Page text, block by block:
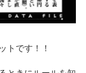
トです！！